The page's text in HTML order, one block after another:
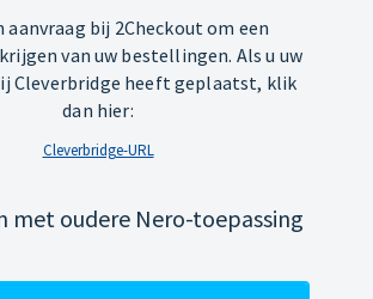
aanvraag bij 2Checkout om een
van uw bestellingen. Als u uw
Cleverbridge heeft geplaatst, klik
dan hier:
Cleverbridge-URL
met oudere Nero-toepassing